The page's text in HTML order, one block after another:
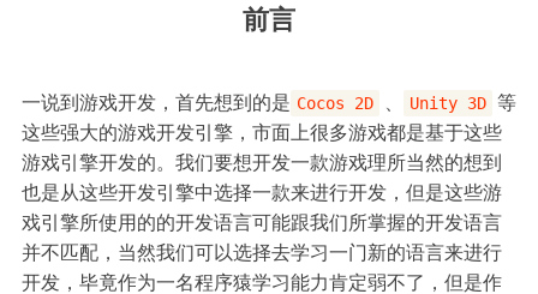
前言
一说到游戏开发，首先想到的是 Cocos 2D Unity 3D 等
这些强大的游戏开发引擎，市面上很多游戏都是基于这些
游戏引擎开发的。我们要想开发一款游戏理所当然的想到
也是从这些开发引擎中选择一款来进行开发，但是这些游
戏引擎所使用的的开发语言可能跟我们所掌握的开发语言
并不匹配，当然我们可以选择去学习一门新的语言来进行
开发，毕竟作为一名程序猿学习能力肯定弱不了，但是作